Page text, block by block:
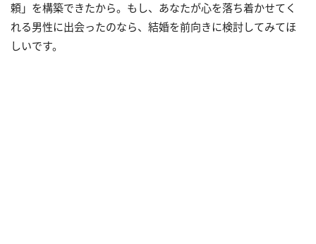
頼」を構築できたから。もし、あなたが心を落ち着かせてく
れる男性に出会ったのなら、結婚を前向きに検討してみてほ
しいです。